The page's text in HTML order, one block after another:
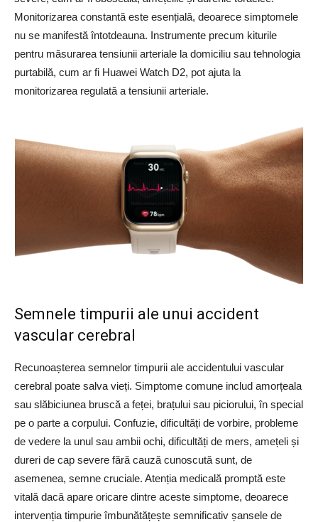
Monitorizarea constantă este esențială, deoarece simptomele
nu se manifestă întotdeauna. Instrumente precum kiturile
pentru măsurarea tensiunii arteriale la domiciliu sau tehnologia
purtabilă, cum ar fi Huawei Watch D2, pot ajuta la
monitorizarea regulată a tensiunii arteriale.
Semnele timpurii ale unui accident
vascular cerebral
Recunoașterea semnelor timpurii ale accidentului vascular
cerebral poate salva vieți. Simptome comune includ amorțeala
sau slăbiciunea bruscă a feței, brațului sau piciorului, în special
pe o parte a corpului. Confuzie, dificultăți de vorbire, probleme
de vedere la unul sau ambii ochi, dificultăți de mers, amețeli și
dureri de cap severe fără cauză cunoscută sunt, de
asemenea, semne cruciale. Atenția medicală promptă este
vitală dacă apare oricare dintre aceste simptome, deoarece
intervenția timpurie îmbunătățește semnificativ șansele de